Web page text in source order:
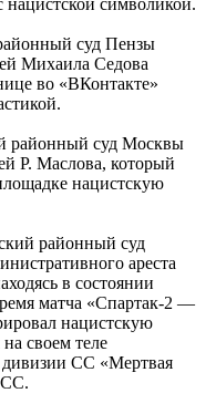
суд Пензы
Михаила Седова
во «ВКонтакте»
районный суд Москвы
Р. Маслова, который
нацистскую
районный суд
ареста
в состоянии
матча «Спартак-2 —
нацистскую
своем теле
дивизии СС «Мертвая
СС.